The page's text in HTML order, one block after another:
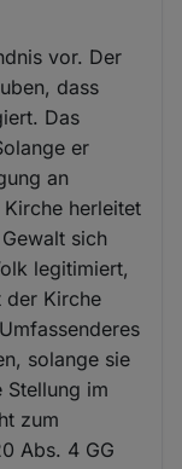
vor. Der
dass
Das
er
an
herleitet
sich
legitimiert,
der Kirche
solange sie
im
zum
Abs. 4 GG